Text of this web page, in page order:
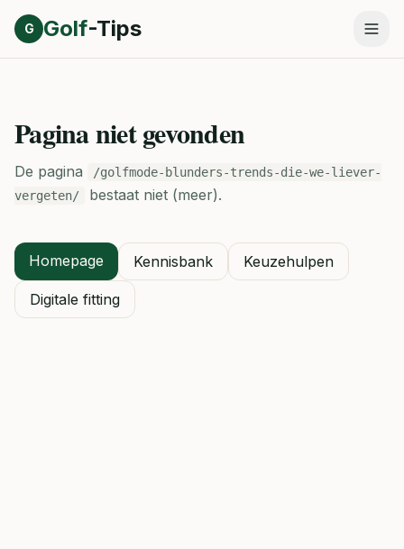
Direct naar inhoud
G Golf-Tips
Pagina niet gevonden
De pagina
/golfmode-blunders-trends-die-we-liever-
vergeten/
bestaat niet (meer).
Homepage Kennisbank Keuzehulpen
Digitale fitting